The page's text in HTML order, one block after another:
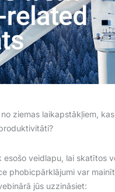
ziemas laikapstākļiem,
esošo veidlapu, lai skatītos
phobicpārklājumi var
jūs uzzināsiet: